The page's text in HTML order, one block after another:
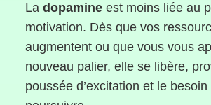
La dopamine est moins liée au
motivation. Dès que vos
augmentent ou que vous vous
nouveau palier, elle se libère,
poussée d’excitation et le besoin